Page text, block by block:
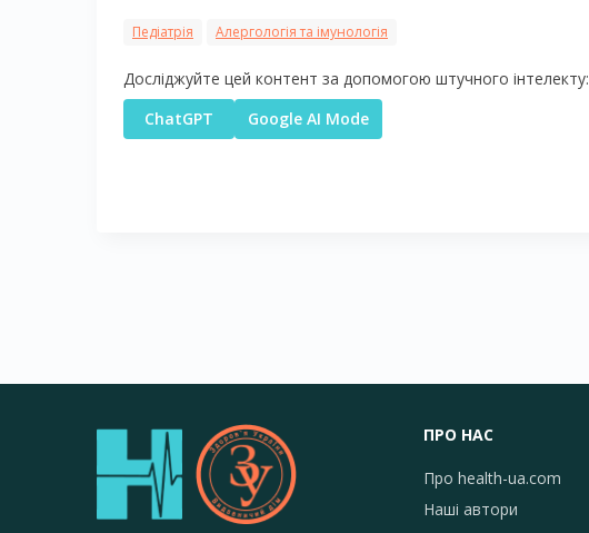
Педіатрія Алергологія та імунологія
Досліджуйте цей контент за допомогою штучного інтелекту:
ChatGPT
Google AI Mode
ПРО НАС
Про health-ua.com
Наші автори